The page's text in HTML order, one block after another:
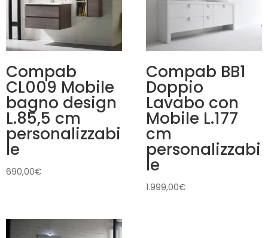
Compab
CL009 Mobile
bagno design
L.85,5 cm
personalizzabi
le
690,00€
Compab BB1
Doppio
Lavabo con
Mobile L.177
cm
personalizzabi
le
1.999,00€